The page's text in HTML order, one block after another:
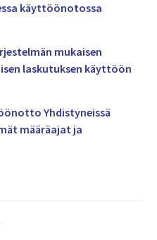
käyttöönotossa
mukaisen
laskutuksen käyttöön
Yhdistyneissä
määräajat ja